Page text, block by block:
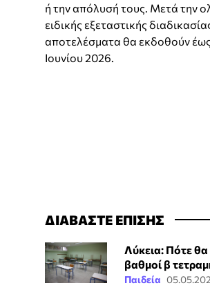
ή την απόλυσή τους. Μετά την
ειδικής εξεταστικής
αποτελέσματα θα εκδοθούν έως
Ιουνίου 2026.
ΔΙΑΒΑΣΤΕ ΕΠΙΣΗΣ
Λύκεια: Πότε
βαθμοί β
Παιδεία